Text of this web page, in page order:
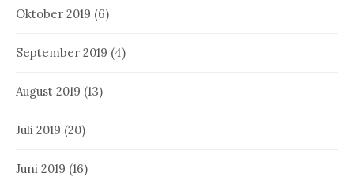
Oktober 2019 (6)
September 2019 (4)
August 2019 (13)
Juli 2019 (20)
Juni 2019 (16)